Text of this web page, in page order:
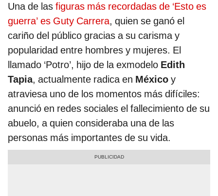
Una de las figuras más recordadas de ‘Esto es
guerra’ es Guty Carrera, quien se ganó el
cariño del público gracias a su carisma y
popularidad entre hombres y mujeres. El
llamado ‘Potro’, hijo de la exmodelo Edith
Tapia, actualmente radica en México y
atraviesa uno de los momentos más difíciles:
anunció en redes sociales el fallecimiento de su
abuelo, a quien consideraba una de las
personas más importantes de su vida.